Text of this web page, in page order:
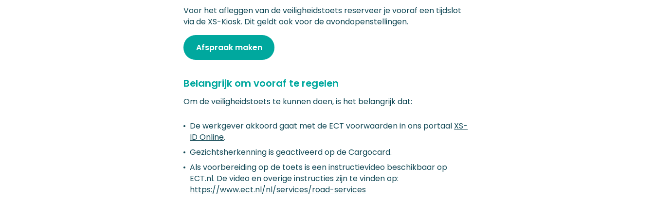
Voor het afleggen van de veiligheidstoets reserveer je vooraf een tijdslot
via de XS-Kiosk. Dit geldt ook voor de avondopenstellingen.
Afspraak maken
Belangrijk om vooraf te regelen
Om de veiligheidstoets te kunnen doen, is het belangrijk dat:
De werkgever akkoord gaat met de ECT voorwaarden in ons portaal XS-
ID Online.
Gezichtsherkenning is geactiveerd op de Cargocard.
Als voorbereiding op de toets is een instructievideo beschikbaar op
ECT.nl. De video en overige instructies zijn te vinden op:
https://www.ect.nl/nl/services/road-services